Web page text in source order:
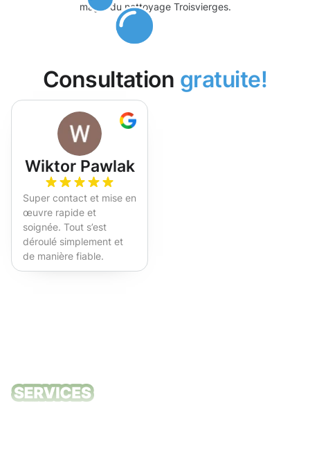
magie du nettoyage Troisvierges.
Consultation gratuite!
Wiktor Pawlak
Super contact et mise en
œuvre rapide et
soignée. Tout s’est
déroulé simplement et
de manière fiable.
Fortement recommandé !